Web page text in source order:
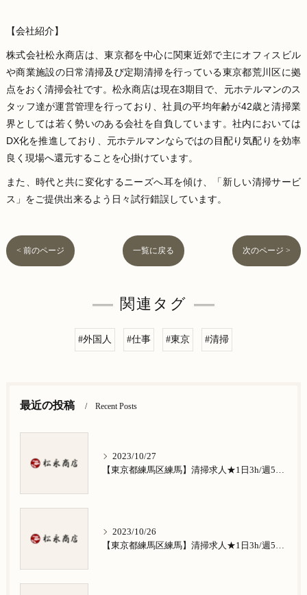
【会社紹介】
株式会社松永商店は、東京都を中心に関東近郊で主にオフィスビル
や商業施設の日常清掃及び定期清掃を行っている東京都荒川区に拠
点をおく清掃会社です。松永商店は現在3期目で、元ホテルマンのス
タッフ達が運営管理を行っており、社員の平均年齢が42歳と清掃業
界としては若く勢いのある会社を自負しています。社内においては
DX化を推進しており、元ホテルマンならではの目配り気配りを効率
良く現場へ還元することを心掛けています。
また、時代と共に変化するニーズへ耳を傾け、「新しい清掃サービ
ス」をご提供出来るよう日々試行錯誤しています。
< 前のページ 一覧に戻る 次のページ >
関連タグ
#外国人 #仕事 #東京 #清掃
最近の投稿 Recent Posts
2023/10/27
【東京都練馬区練馬】清掃求人★1日3h/週5日/祝日お休み★谷原在住の方歓迎
2023/10/26
【東京都練馬区練馬】清掃求人★1日3h/週5日/祝日お休み★南田中在住の方歓迎